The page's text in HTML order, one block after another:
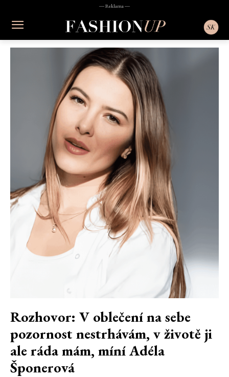
― Reklama ―
Rozhovor: V oblečení na sebe
pozornost nestrhávám, v životě ji
ale ráda mám, míní Adéla
Šponerová